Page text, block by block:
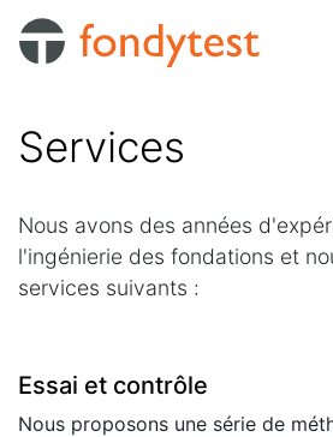
Services
Nous avons des années
l'ingénierie des fondations et
services suivants :
Essai et contrôle
Nous proposons une série de